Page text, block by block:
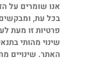
אנו שומרים על
בכל עת,
פרטיות זו מעת
שינוי מהותי